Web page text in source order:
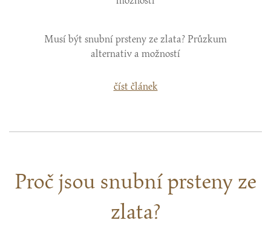
Musí být snubní prsteny ze zlata? Průzkum
alternativ a možností
číst článek
Proč jsou snubní prsteny ze
zlata?